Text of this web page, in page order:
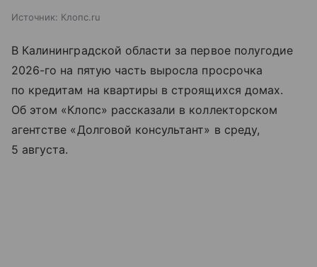
Источник: Клопс.ru
В Калининградской области за первое полугодие
2026-го на пятую часть выросла просрочка
по кредитам на квартиры в строящихся домах.
Об этом «Клопс» рассказали в коллекторском
агентстве «Долговой консультант» в среду,
5 августа.